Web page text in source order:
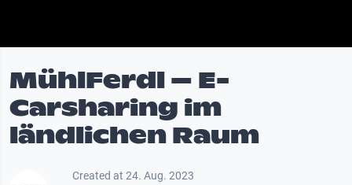
MühlFerdl – E-
Carsharing im
ländlichen Raum
Created at 24. Aug. 2023